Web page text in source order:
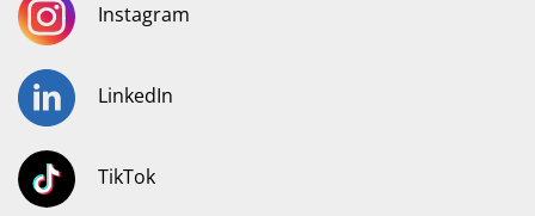
Instagram
LinkedIn
TikTok